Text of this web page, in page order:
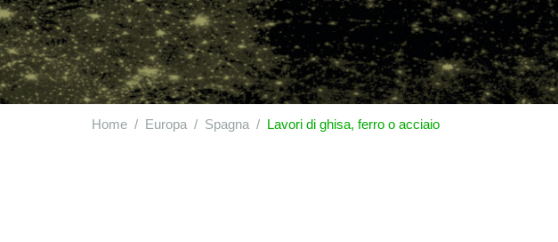
Home Europa Spagna Lavori di ghisa, ferro o acciaio